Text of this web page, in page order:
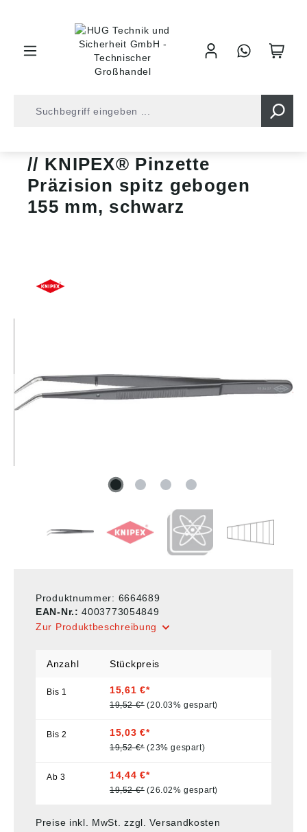
KNIPEX® Pinzette
Präzision spitz gebogen
155 mm, schwarz
Produktnummer: 6664689
EAN-Nr.:4003773054849
Zur Produktbeschreibung
Anzahl Stückpreis
Bis 1 15,61 €*
19,52 €* (20.03% gespart)
Bis2 15,03 €*
19,52 €* (23% gespart)
Ab 3 14,44 €*
19,52 €* (26.02% gespart)
Preise inkl. MwSt. zzgl. Versandkosten